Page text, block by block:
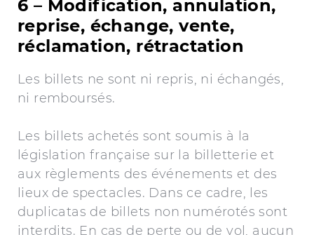
6 – Modification, annulation,
reprise, échange, vente,
réclamation, rétractation
Les billets ne sont ni repris, ni échangés,
ni remboursés.
Les billets achetés sont soumis à la
législation française sur la billetterie et
aux règlements des événements et des
lieux de spectacles. Dans ce cadre, les
duplicatas de billets non numérotés sont
interdits. En cas de perte ou de vol, aucun